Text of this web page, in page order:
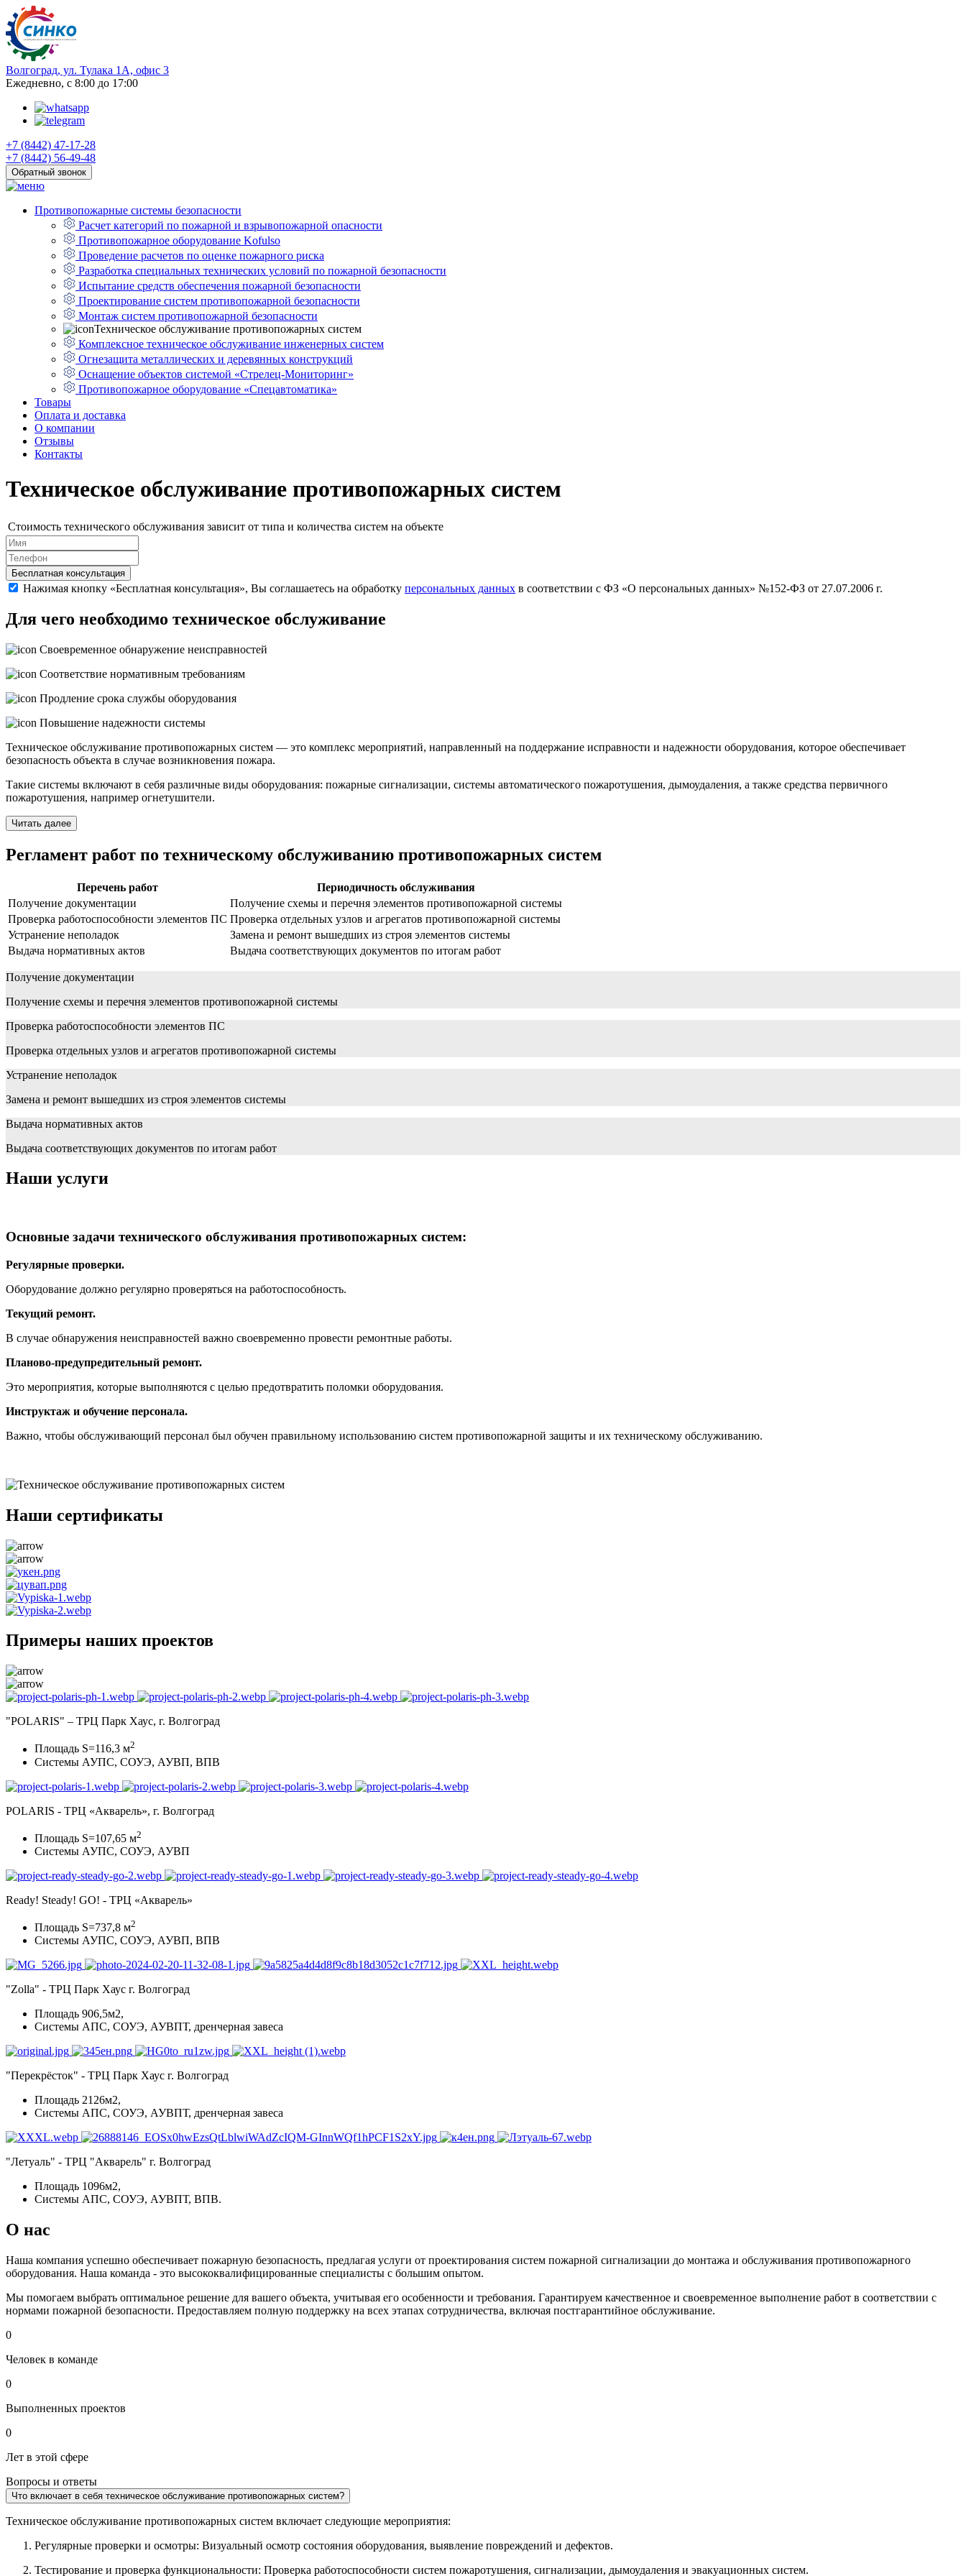
Волгоград, ул. Тулака 1А, офис 3
Ежедневно, с 8:00 до 17:00
+7 (8442) 47-17-28
+7 (8442) 56-49-48
Обратный звонок
Противопожарные системы безопасности
Расчет категорий по пожарной и взрывопожарной опасности
Противопожарное оборудование Kofulso
Проведение расчетов по оценке пожарного риска
Разработка специальных технических условий по пожарной безопасности
Испытание средств обеспечения пожарной безопасности
Проектирование систем противопожарной безопасности
Монтаж систем противопожарной безопасности
Техническое обслуживание противопожарных систем
Комплексное техническое обслуживание инженерных систем
Огнезащита металлических и деревянных конструкций
Оснащение объектов системой «Стрелец-Мониторинг»
Противопожарное оборудование «Спецавтоматика»
Товары
Оплата и доставка
О компании
Отзывы
Контакты
Техническое обслуживание противопожарных систем
Стоимость технического обслуживания зависит от типа и количества систем на объекте
Бесплатная консультация
Нажимая кнопку «Бесплатная консультация», Вы соглашаетесь на обработку персональных данных в соответствии с ФЗ «О персональных данных» №152-ФЗ от 27.07.2006 г.
Для чего необходимо техническое обслуживание
Своевременное обнаружение неисправностей
Соответствие нормативным требованиям
Продление срока службы оборудования
Повышение надежности системы
Техническое обслуживание противопожарных систем — это комплекс мероприятий, направленный на поддержание исправности и надежности оборудования, которое обеспечивает
безопасность объекта в случае возникновения пожара.
Такие системы включают в себя различные виды оборудования: пожарные сигнализации, системы автоматического пожаротушения, дымоудаления, а также средства первичного
пожаротушения, например огнетушители.
Читать далее
Регламент работ по техническому обслуживанию противопожарных систем
Перечень работ
Периодичность обслуживания
Получение документации
Получение схемы и перечня элементов противопожарной системы
Проверка работоспособности элементов ПС Проверка отдельных узлов и агрегатов противопожарной системы
Устранение неполадок
Замена и ремонт вышедших из строя элементов системы
Выдача нормативных актов
Выдача соответствующих документов по итогам работ
Получение документации
Получение схемы и перечня элементов противопожарной системы
Проверка работоспособности элементов ПС
Проверка отдельных узлов и агрегатов противопожарной системы
Устранение неполадок
Замена и ремонт вышедших из строя элементов системы
Выдача нормативных актов
Выдача соответствующих документов по итогам работ
Наши услуги
Основные задачи технического обслуживания противопожарных систем:
Регулярные проверки.
Оборудование должно регулярно проверяться на работоспособность.
Текущий ремонт.
В случае обнаружения неисправностей важно своевременно провести ремонтные работы.
Планово-предупредительный ремонт.
Это мероприятия, которые выполняются с целью предотвратить поломки оборудования.
Инструктаж и обучение персонала.
Важно, чтобы обслуживающий персонал был обучен правильному использованию систем противопожарной защиты и их техническому обслуживанию.
Наши сертификаты
Примеры наших проектов
"POLARIS" – ТРЦ Парк Хаус, г. Волгоград
Площадь S=116,3 м2
Системы АУПС, СОУЭ, АУВП, ВПВ
POLARIS - ТРЦ «Акварель», г. Волгоград
Площадь S=107,65 м2
Системы АУПС, СОУЭ, АУВП
Ready! Steady! GO! - ТРЦ «Акварель»
Площадь S=737,8 м2
Системы АУПС, СОУЭ, АУВП, ВПВ
"Zolla" - ТРЦ Парк Хаус г. Волгоград
Площадь 906,5м2,
Системы АПС, СОУЭ, АУВПТ, дренчерная завеса
"Перекрёсток" - ТРЦ Парк Хаус г. Волгоград
Площадь 2126м2,
Системы АПС, СОУЭ, АУВПТ, дренчерная завеса
"Летуаль" - ТРЦ "Акварель" г. Волгоград
Площадь 1096м2,
Системы АПС, СОУЭ, АУВПТ, ВПВ.
О нас
Наша компания успешно обеспечивает пожарную безопасность, предлагая услуги от проектирования систем пожарной сигнализации до монтажа и обслуживания противопожарного
оборудования. Наша команда - это высококвалифицированные специалисты с большим опытом.
Мы помогаем выбрать оптимальное решение для вашего объекта, учитывая его особенности и требования. Гарантируем качественное и своевременное выполнение работ в соответствии с
нормами пожарной безопасности. Предоставляем полную поддержку на всех этапах сотрудничества, включая постгарантийное обслуживание.
0
Человек в команде
0
Выполненных проектов
0
Лет в этой сфере
Вопросы и ответы
Что включает в себя техническое обслуживание противопожарных систем?
Техническое обслуживание противопожарных систем включает следующие мероприятия:
Регулярные проверки и осмотры: Визуальный осмотр состояния оборудования, выявление повреждений и дефектов.
Тестирование и проверка функциональности: Проверка работоспособности систем пожаротушения, сигнализации, дымоудаления и эвакуационных систем.